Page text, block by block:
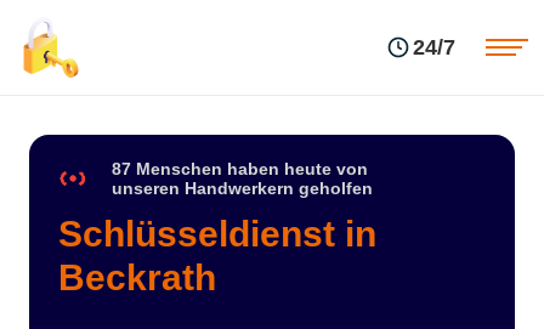
24/7
87 Menschen haben heute von
unseren Handwerkern geholfen
Schlüsseldienst in
Beckrath